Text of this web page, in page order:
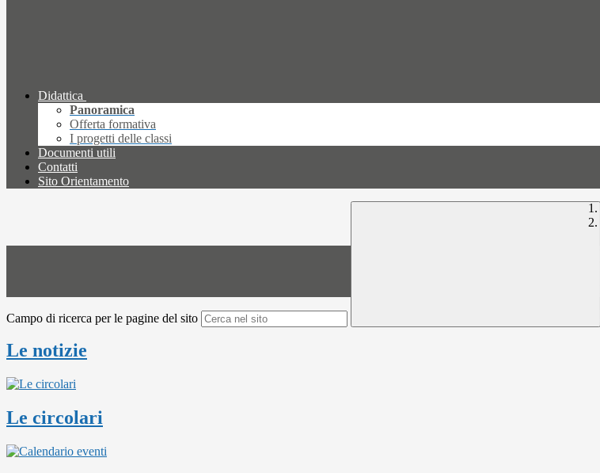
Didattica
Panoramica
Offerta formativa
I progetti delle classi
Documenti utili
Contatti
Sito Orientamento
Campo di ricerca per le pagine del sito
Le notizie
Le circolari